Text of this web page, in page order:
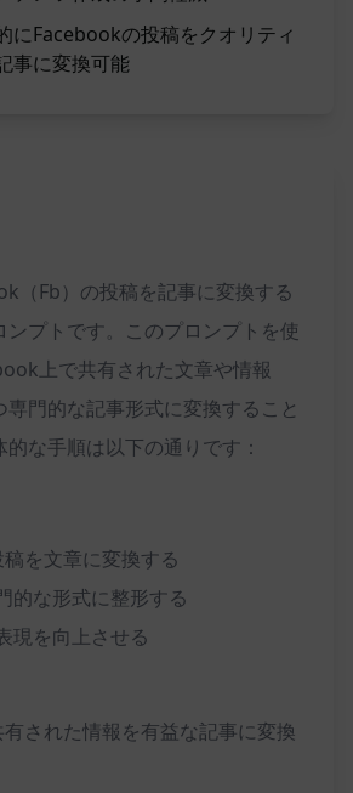
にFacebookの投稿をクオリティ
事に変換可能
（Fb）の投稿を記事に変換する
ンプトです。このプロンプトを使
上で共有された文章や情報
専門的な記事形式に変換すること
な手順は以下の通りです：
を文章に変換する
的な形式に整形する
現を向上させる
された情報を有益な記事に変換